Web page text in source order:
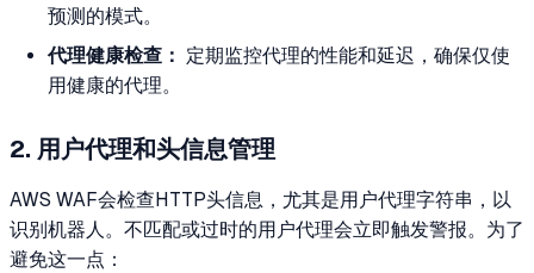
预测的模式。
代理健康检查： 定期监控代理的性能和延迟，确保仅使
用健康的代理。
2. 用户代理和头信息管理
AWS WAF会检查HTTP头信息，尤其是用户代理字符串，以
识别机器人。不匹配或过时的用户代理会立即触发警报。为了
避免这一点：